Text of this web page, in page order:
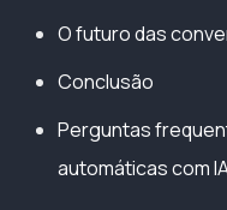
O futuro das
Conclusão
Perguntas
automáticas com